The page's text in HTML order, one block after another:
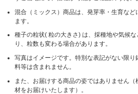
混合（ミックス）商品は、発芽率・生育など
ます。
種子の粒状( 粒の大きさ) は、採種地や気候
り、粒数も変わる場合があります。
写真はイメージです。特別な表記がない限
料等は含まれません。
また、お届けする商品の姿ではありません
材をお届けいたします）。